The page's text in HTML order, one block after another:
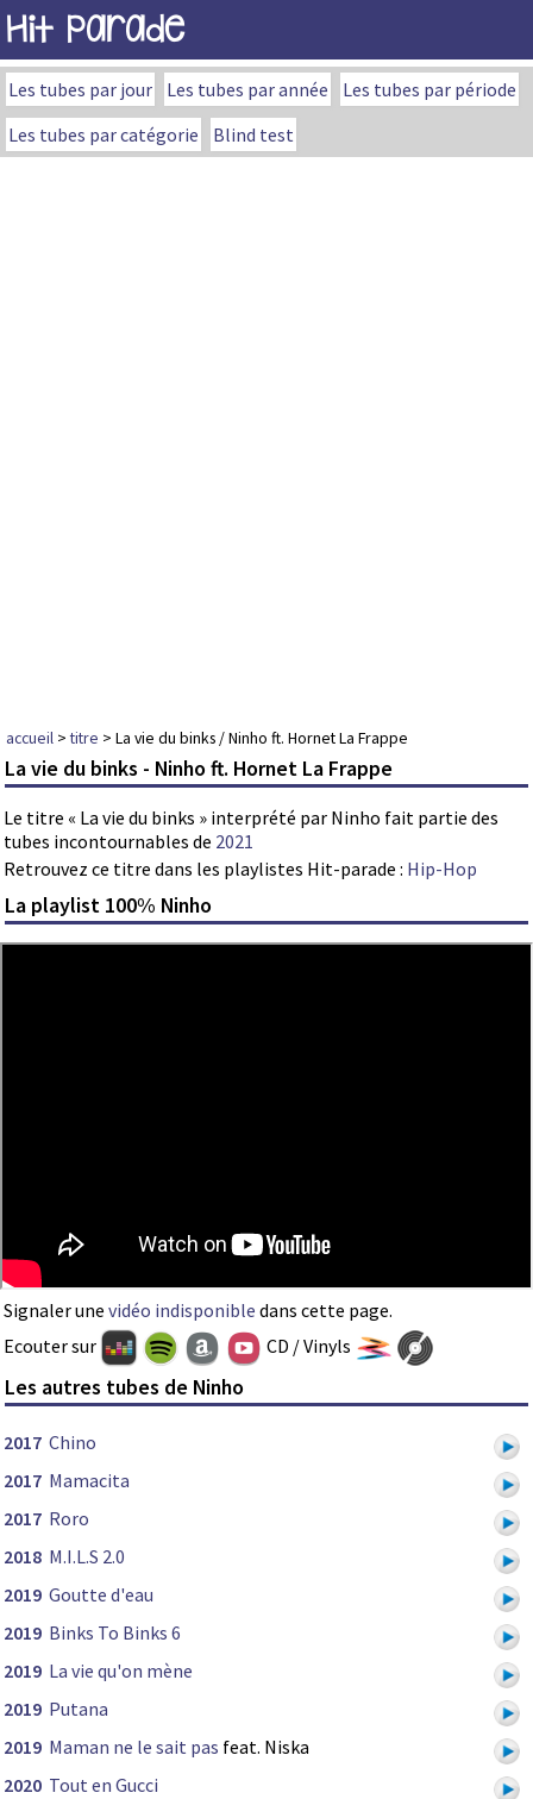
Hit Parade
Les tubes par jour Les tubes par année
Les tubes par période
Les tubes par catégorie
Blind test
accueil >titre > La vie du binks / Ninho ft. Hornet La Frappe
La vie du binks - Ninho ft. Hornet La Frappe
Le titre « La vie du binks » interprété par Ninho fait partie des
tubes incontournables de 2021
Retrouvez ce titre dans les playlistes Hit-parade : Hip-Hop
La playlist 100% Ninho
Signaler une vidéo indisponible dans cette page.
Ecouter sur
CD / Vinyls
Les autres tubes de Ninho
2017 Chino
2017 Mamacita
2017 Roro
2018 M.I.L.S 2.0
2019 Goutte d'eau
2019 Binks To Binks 6
2019 La vie qu'on mène
2019 Putana
2019 Maman ne le sait pas feat. Niska
2020 Tout en Gucci